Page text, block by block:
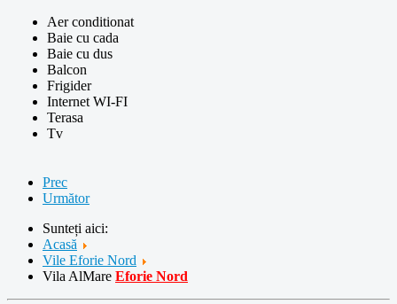
Aer conditionat
Baie cu cada
Baie cu dus
Balcon
Frigider
Internet WI-FI
Terasa
Tv
Prec
Următor
Sunteți aici:
Acasă
Vile Eforie Nord
Vila AlMare Eforie Nord